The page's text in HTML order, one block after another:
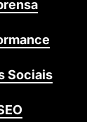
Sociais